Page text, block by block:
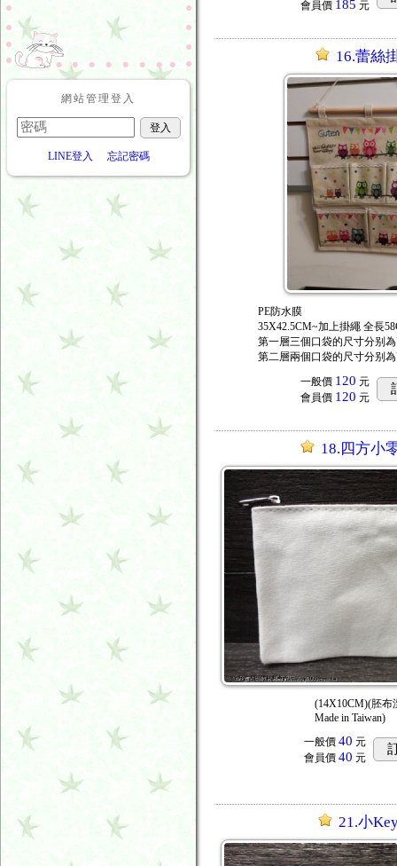
網站管理登入
LINE登入 忘記密碼
會員價 185 元
16.蕾絲
PE防水膜
35X42.5CM~加上掛繩 全長
第一層三個口袋的尺寸分别為
第二層兩個口袋的尺寸分别為
一般價 120 元
會員價 120 元
18.四方小
(14X10CM)(胚布
Made in Taiwan)
一般價 40 元
會員價 40 元
21.小